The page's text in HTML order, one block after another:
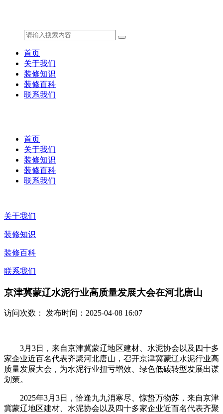
首页
关于我们
装修知识
装修百科
联系我们
首页
关于我们
装修知识
装修百科
联系我们
关于我们
装修知识
装修百科
联系我们
京津冀蒙辽水泥行业高质量发展大会在河北唐山
访问次数： 发布时间：2025-04-08 16:07
3月3日，来自京津冀蒙辽地区建材、水泥协会以及四十多
家企业近百名代表齐聚河北唐山，召开京津冀蒙辽水泥行业高
质量发展大会，为水泥行业扭亏增效、绿色低碳转型发展出谋
划策。
2025年3月3日，恰逢九九消寒尽、惊蛰万物苏，来自京津
冀蒙辽地区建材、水泥协会以及四十多家企业近百名代表齐聚